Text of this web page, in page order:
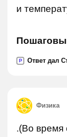
и
P Ответ дал
Физика
.(Во время